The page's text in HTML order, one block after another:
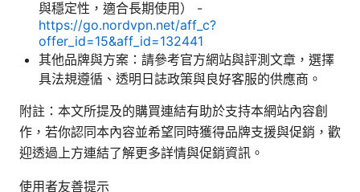
與穩定性，適合長期使用） -
https://go.nordvpn.net/aff_c?
offer_id=15&aff_id=132441
其他品牌與方案：請參考官方網站與評測文章，選擇
具法規遵循、透明日誌政策與良好客服的供應商。
附註：本文所提及的購買連結有助於支持本網站內容創
作，若你認同本內容並希望同時獲得品牌支援與促銷，歡
迎透過上方連結了解更多詳情與促銷資訊。
使用者友善提示